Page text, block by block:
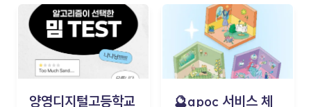
양영디지털고등학교
🔮apoc 서비스 체